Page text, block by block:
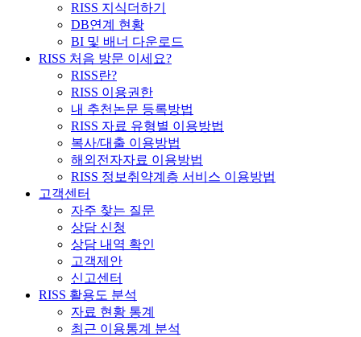
RISS 지식더하기
DB연계 현황
BI 및 배너 다운로드
RISS 처음 방문 이세요?
RISS란?
RISS 이용권한
내 추천논문 등록방법
RISS 자료 유형별 이용방법
복사/대출 이용방법
해외전자자료 이용방법
RISS 정보취약계층 서비스 이용방법
고객센터
자주 찾는 질문
상담 신청
상담 내역 확인
고객제안
신고센터
RISS 활용도 분석
자료 현황 통계
최근 이용통계 분석